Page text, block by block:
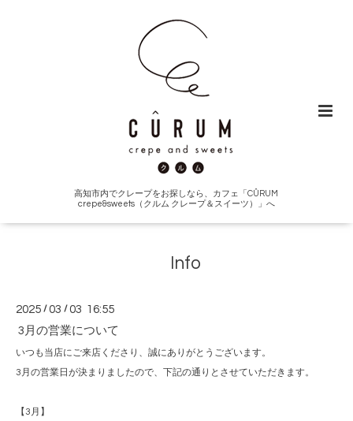
高知市内でクレープをお探しなら、カフェ「CÛRUM
crepe&sweets（クルム クレープ＆スイーツ）」へ
Info
2025 /03 /03 16:55
3月の営業について
いつも当店にご来店くださり、誠にありがとうございます。
3月の営業日が決まりましたので、下記の通りとさせていただきます。
【3月】